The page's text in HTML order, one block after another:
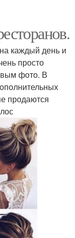
каждый день и
просто
фото. В
продаются